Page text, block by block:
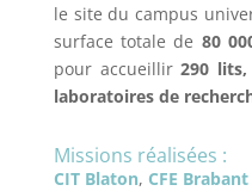
le site du campus
surface totale de 80
pour accueillir290
laboratoires de
Missions réalisées :
CIT Blaton, CFE Brabant